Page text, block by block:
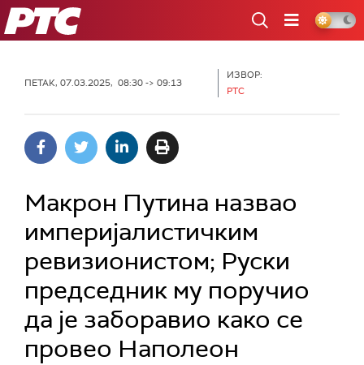
РТС
ПЕТАК, 07.03.2025, 08:30 -> 09:13
ИЗВОР:
РТС
Макрон Путина назвао
империјалистичким
ревизионистом; Руски
председник му поручио
да је заборавио како се
провео Наполеон